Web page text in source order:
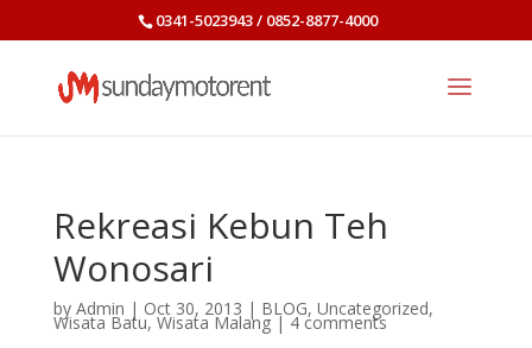
0341-5023943 / 0852-8877-4000
Rekreasi Kebun Teh
Wonosari
by Admin | Oct 30, 2013 | BLOG, Uncategorized,
Wisata Batu,Wisata Malang|4 comments